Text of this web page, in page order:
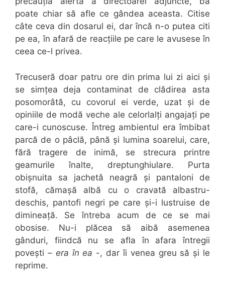
poate chiar să afle ce gândea aceasta. Citise
câte ceva din dosarul ei, dar încă n-o putea citi
pe ea, în afară de reacțiile pe care le avusese în
ceea ce-l privea.
Trecuseră doar patru ore din prima lui zi aici și
se simțea deja contaminat de clădirea asta
posomorâtă, cu covorul ei verde, uzat și de
opiniile de modă veche ale celorlalți angajați pe
care-i cunoscuse. Întreg ambientul era îmbibat
parcă de o pâclă, până și lumina soarelui, care,
fără tragere de inimă, se strecura printre
geamurile înalte, dreptunghiulare. Purta
obișnuita sa jachetă neagră și pantaloni de
stofă, cămașă albă cu o cravată albastru-
deschis, pantofi negri pe care și-i lustruise de
dimineață. Se întreba acum de ce se mai
obosise. Nu-i plăcea să aibă asemenea
gânduri, fiindcă nu se afla în afara întregii
povești –era în ea -, dar îi venea greu să și le
reprime.